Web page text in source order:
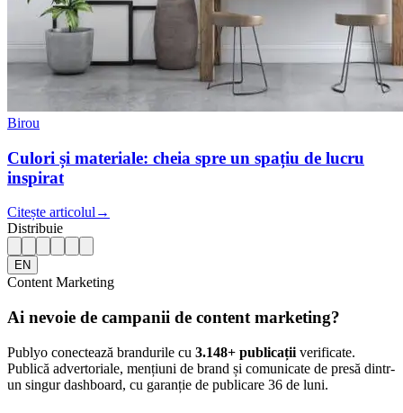
Birou
Culori și materiale: cheia spre un spațiu de lucru
inspirat
Citește articolul →
Distribuie
EN
Content Marketing
Ai nevoie de campanii de content marketing?
Publyo conectează brandurile cu 3.148+ publicații verificate.
Publică advertoriale, mențiuni de brand și comunicate de presă dintr-
un singur dashboard, cu garanție de publicare 36 de luni.